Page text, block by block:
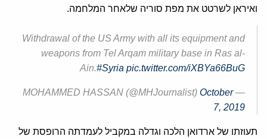
ואיראן לשרטט את מפת סוריה שלאחר המלחמה.
Withdrawal of the US Army with all its equipment and
weapons from Tel Arqam military base in Ras al-
Ain.#Syria pic.twitter.com/iXBYa66BuG
— MOHAMMED HASSAN (@MHJournalist)
October
7, 2019
תעוזתו של ארדואן הלכה וגדלה במקביל לעמדתה הרופסת של